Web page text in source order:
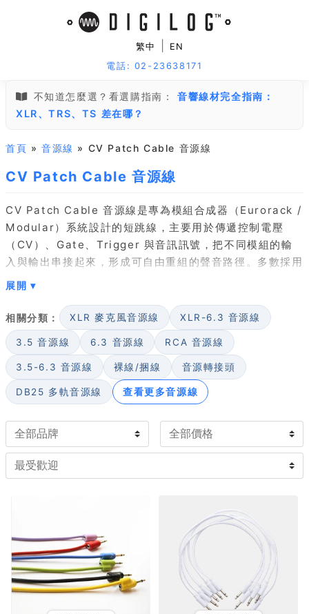
繁中
EN
電話: 02-23638171
不知道怎麼選？看選購指南：
音響線材完全指南：
XLR、TRS、TS 差在哪？
首頁 »音源線 » CV Patch Cable 音源線
CV Patch Cable 音源線
CV Patch Cable 音源線是專為模組合成器（Eurorack /
Modular）系統設計的短跳線，主要用於傳遞控制電壓
（CV）、Gate、Trigger 與音訊訊號，把不同模組的輸
入與輸出串接起來，形成可自由重組的聲音路徑。多數採用
3.5mm（1/8 吋）單聲道端子，是目前 Eurorack 最普遍
購前建議先確認機箱孔徑。
挑選時主要看長度、堆疊性與耐用度，若常做複雜訊號分
配，可考慮支援堆疊（stackable）端子的款式，讓一個
輸出送到多個目的地。
相關分類： XLR 麥克風音源線 XLR-6.3 音源線
3.5 音源線 6.3 音源線 RCA 音源線
3.5-6.3 音源線 裸線/捆線 音源轉接頭
DB25 多軌音源線 查看更多音源線